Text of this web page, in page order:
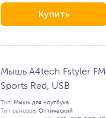
Купить
Мышь A4tech Fstyler
Sports Red, USB
Тип: Мышь для ноутбука
Тип сенсора: Оптический